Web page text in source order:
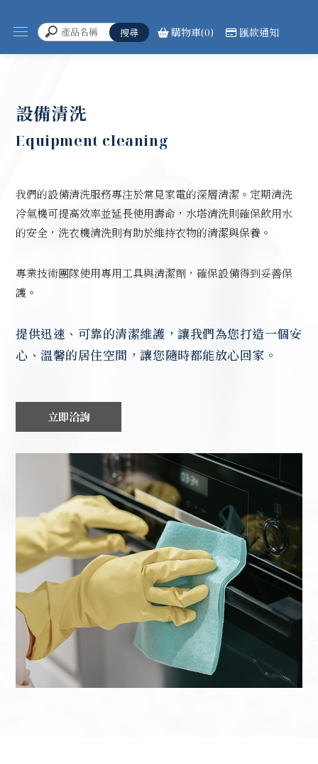
購物車(0) 匯款通知
設備清洗
Equipment cleaning
我們的設備清洗服務專注於常見家電的深層清潔。定期清洗
冷氣機可提高效率並延長使用壽命，水塔清洗則確保飲用水
的安全，洗衣機清洗則有助於維持衣物的清潔與保養。
專業技術團隊使用專用工具與清潔劑，確保設備得到妥善保
護。
提供迅速、可靠的清潔維護，讓我們為您打造一個安
心、溫馨的居住空間 ，讓您隨時都能放心回家。
立即洽詢